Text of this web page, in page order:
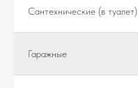
Сантехнические (в туалет)
Гаражные